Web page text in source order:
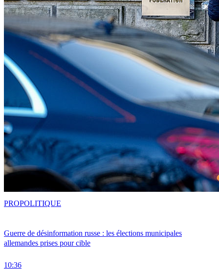
Guerre de désinformation russe : les élections municipales
allemandes prises pour cible
10:36
PROPOLITIQUE